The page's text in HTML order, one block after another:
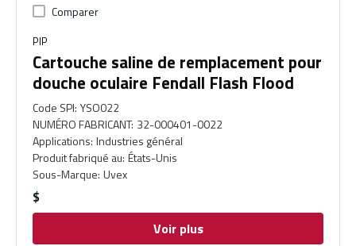
Comparer
PIP
Cartouche saline de remplacement pour
douche oculaire Fendall Flash Flood
Code SPI: YSO022
NUMÉRO FABRICANT: 32-000401-0022
Applications: Industries général
Produit fabriqué au: États-Unis
Sous-Marque: Uvex
$
Voir plus